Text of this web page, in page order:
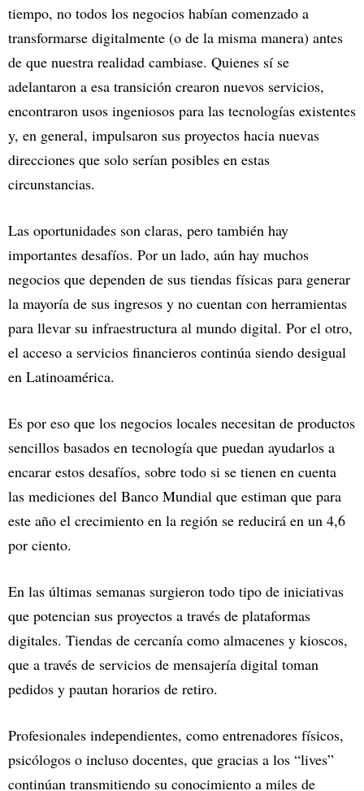
tiempo, no todos los negocios habían comenzado a
transformarse digitalmente (o de la misma manera) antes
de que nuestra realidad cambiase. Quienes sí se
adelantaron a esa transición crearon nuevos servicios,
encontraron usos ingeniosos para las tecnologías existentes
y, en general, impulsaron sus proyectos hacia nuevas
direcciones que solo serían posibles en estas
circunstancias.
Las oportunidades son claras, pero también hay
importantes desafíos. Por un lado, aún hay muchos
negocios que dependen de sus tiendas físicas para generar
la mayoría de sus ingresos y no cuentan con herramientas
para llevar su infraestructura al mundo digital. Por el otro,
el acceso a servicios financieros continúa siendo desigual
en Latinoamérica.
Es por eso que los negocios locales necesitan de productos
sencillos basados en tecnología que puedan ayudarlos a
encarar estos desafíos, sobre todo si se tienen en cuenta
las mediciones del Banco Mundial que estiman que para
este año el crecimiento en la región se reducirá en un 4,6
por ciento.
En las últimas semanas surgieron todo tipo de iniciativas
que potencian sus proyectos a través de plataformas
digitales. Tiendas de cercanía como almacenes y kioscos,
que a través de servicios de mensajería digital toman
pedidos y pautan horarios de retiro.
Profesionales independientes, como entrenadores físicos,
psicólogos o incluso docentes, que gracias a los “lives”
continúan transmitiendo su conocimiento a miles de